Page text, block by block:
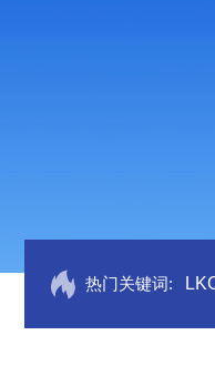
热门关键词: